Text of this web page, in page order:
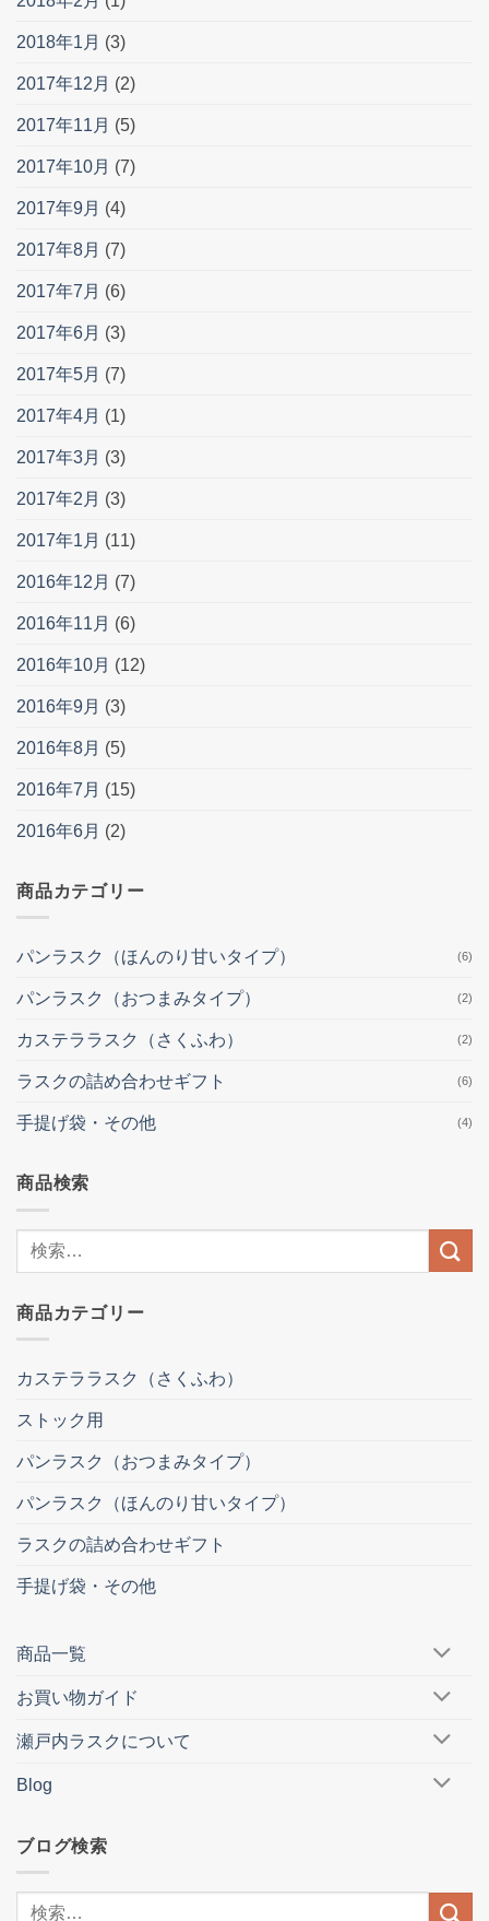
2018年1月 (3)
2017年12月 (2)
2017年11月 (5)
2017年10月 (7)
2017年9月 (4)
2017年8月 (7)
2017年7月 (6)
2017年6月 (3)
2017年5月 (7)
2017年4月 (1)
2017年3月 (3)
2017年2月 (3)
2017年1月 (11)
2016年12月 (7)
2016年11月 (6)
2016年10月 (12)
2016年9月 (3)
2016年8月 (5)
2016年7月 (15)
2016年6月 (2)
商品カテゴリー
パンラスク（ほんのり甘いタイプ） (6)
パンラスク（おつまみタイプ） (2)
カステララスク（さくふわ） (2)
ラスクの詰め合わせギフト (6)
手提げ袋・その他 (4)
商品検索
果:
商品カテゴリー
カステララスク（さくふわ）
ストック用
パンラスク（おつまみタイプ）
パンラスク（ほんのり甘いタイプ）
ラスクの詰め合わせギフト
手提げ袋・その他
商品一覧
お買い物ガイド
瀬戸内ラスクについて
Blog
ブログ検索